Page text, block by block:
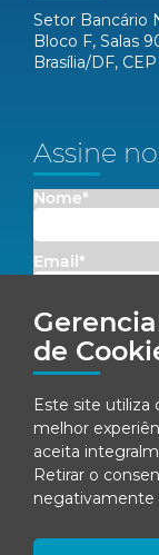
de
Este site utiliza
melhor
aceita
Retirar o
negativamente
Setor Bancário
Bloco F, Salas
Brasília/DF,
Assine
Nome*
Email*
Concordo
Ao se inscrever, você